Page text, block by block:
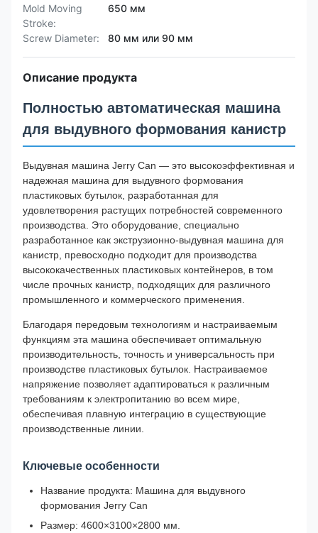
Mold Moving
Stroke:
650 мм
Screw Diameter: 80 мм или 90 мм
Описание продукта
Полностью автоматическая машина
для выдувного формования канистр
Выдувная машина Jerry Can — это высокоэффективная и
надежная машина для выдувного формования
пластиковых бутылок, разработанная для
удовлетворения растущих потребностей современного
производства. Это оборудование, специально
разработанное как экструзионно-выдувная машина для
канистр, превосходно подходит для производства
высококачественных пластиковых контейнеров, в том
числе прочных канистр, подходящих для различного
промышленного и коммерческого применения.
Благодаря передовым технологиям и настраиваемым
функциям эта машина обеспечивает оптимальную
производительность, точность и универсальность при
производстве пластиковых бутылок. Настраиваемое
напряжение позволяет адаптироваться к различным
требованиям к электропитанию во всем мире,
обеспечивая плавную интеграцию в существующие
производственные линии.
Ключевые особенности
Название продукта: Машина для выдувного
формования Jerry Can
Размер: 4600×3100×2800 мм.